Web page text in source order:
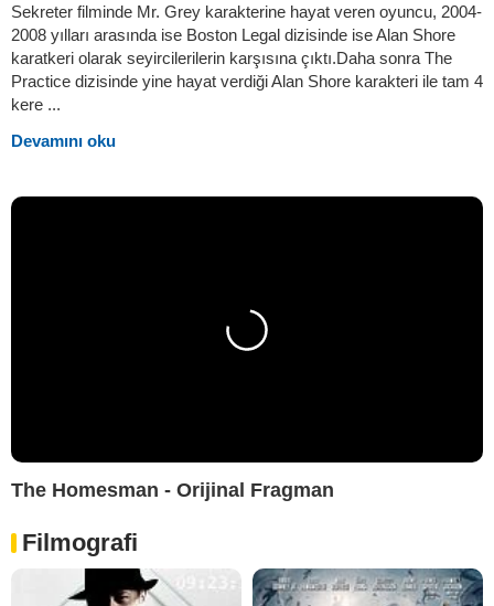
Sekreter filminde Mr. Grey karakterine hayat veren oyuncu, 2004-
2008 yılları arasında ise Boston Legal dizisinde ise Alan Shore
karatkeri olarak seyircilerilerin karşısına çıktı.Daha sonra The
Practice dizisinde yine hayat verdiği Alan Shore karakteri ile tam 4
kere ...
Devamını oku
The Homesman - Orijinal Fragman
Filmografi